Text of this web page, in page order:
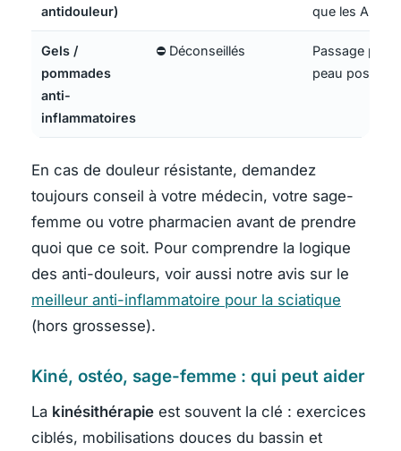
antidouleur)
que les AINS
Gels /
pommades
anti-
inflammatoires
⛔ Déconseillés
Passage par la
peau possible
En cas de douleur résistante, demandez
toujours conseil à votre médecin, votre sage-
femme ou votre pharmacien avant de prendre
quoi que ce soit. Pour comprendre la logique
des anti-douleurs, voir aussi notre avis sur le
meilleur anti-inflammatoire pour la sciatique
(hors grossesse).
Kiné, ostéo, sage-femme : qui peut aider
La kinésithérapie est souvent la clé : exercices
ciblés, mobilisations douces du bassin et